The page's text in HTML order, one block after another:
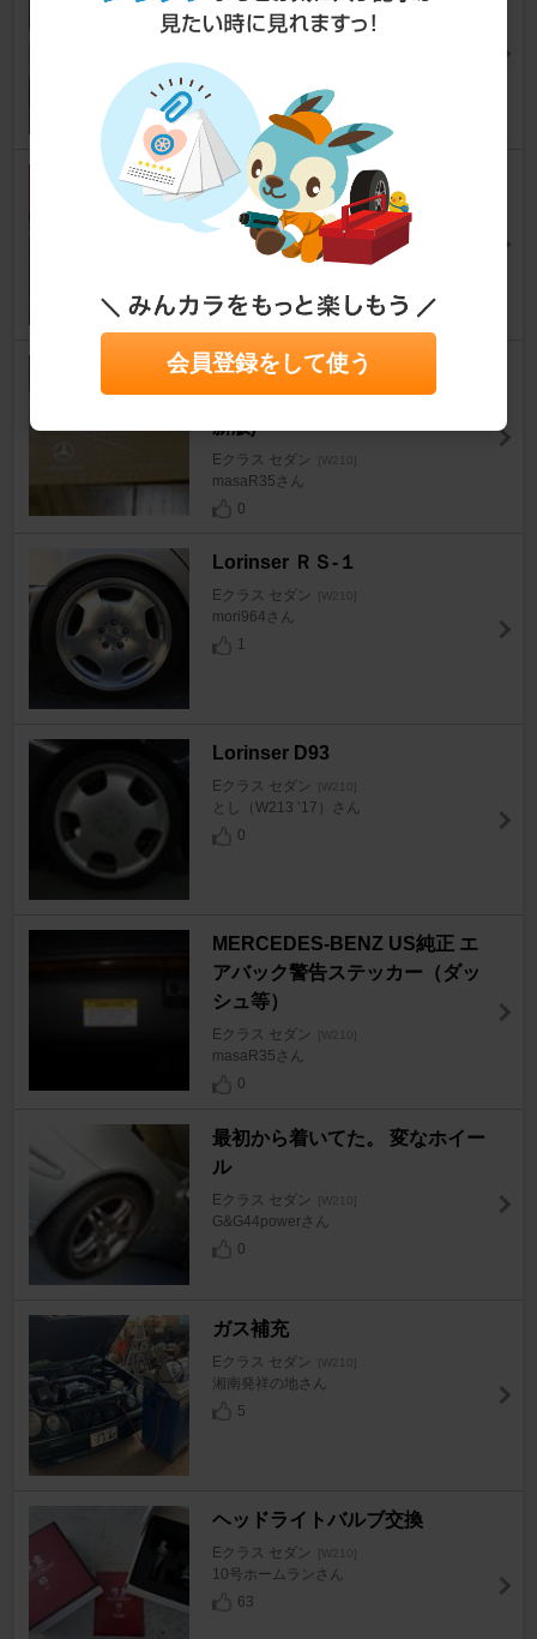
塗装
火の国なオトコ。さん
2
MERCEDES-BENZ US純正 オ
クタン値ステッカー
Eクラス セダン [W210]
masaR35さん
MERCEDES-BENZ US純正 プ
ロダクト・ステッカー(2009最
新版)
Eクラス セダン [W210]
masaR35さん
0
Lorinser ＲＳ-１
Eクラス セダン [W210]
mori964さん
1
Lorinser D93
Eクラス セダン [W210]
とし（W213 ’17）さん
0
MERCEDES-BENZ US純正 エ
アバック警告ステッカー（ダッ
シュ等）
Eクラス セダン [W210]
masaR35さん
0
最初から着いてた。 変なホイー
ル
Eクラス セダン [W210]
G&G44powerさん
0
ガス補充
Eクラス セダン [W210]
湘南発祥の地さん
5
ヘッドライトバルブ交換
Eクラス セダン [W210]
10号ホームランさん
63
会員登録をして使う